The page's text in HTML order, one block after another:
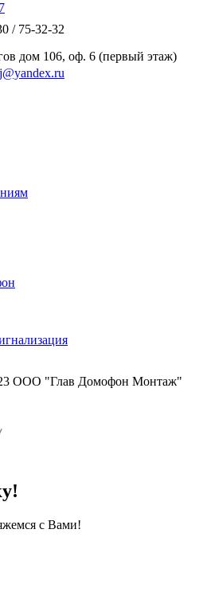
/ 75-32-32
дом 106, оф. 6 (первый этаж)
ООО "Глав Домофон Монтаж"
с Вами!